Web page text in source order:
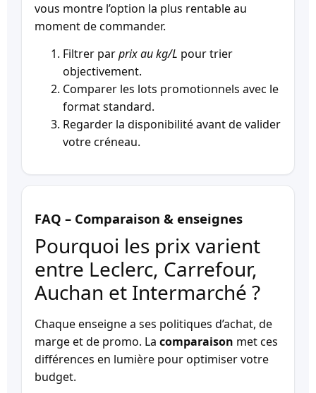
vous montre l’option la plus rentable au
moment de commander.
Filtrer parprix au kg/L pour trier
objectivement.
Comparer les lots promotionnels avec le
format standard.
Regarder la disponibilité avant de valider
votre créneau.
FAQ – Comparaison & enseignes
Pourquoi les prix varient
entre Leclerc, Carrefour,
Auchan et Intermarché ?
Chaque enseigne a ses politiques d’achat, de
marge et de promo. La comparaison met ces
différences en lumière pour optimiser votre
budget.